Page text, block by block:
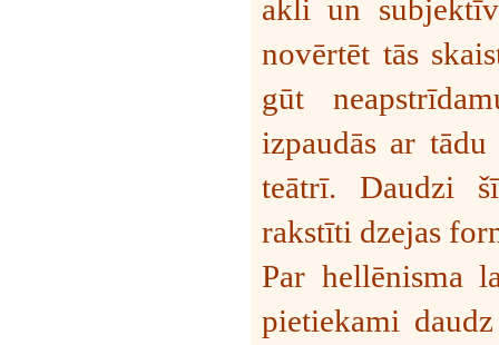
akli un
novērtēt tās
gūt
izpaudās ar
teātrī. Daudzi
rakstīti dzejas
Par hellēnisma
pietiekami